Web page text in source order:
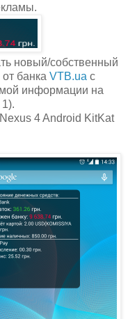
новый/собственный
банка VTB.ua с
информации на
4 Android KitKat